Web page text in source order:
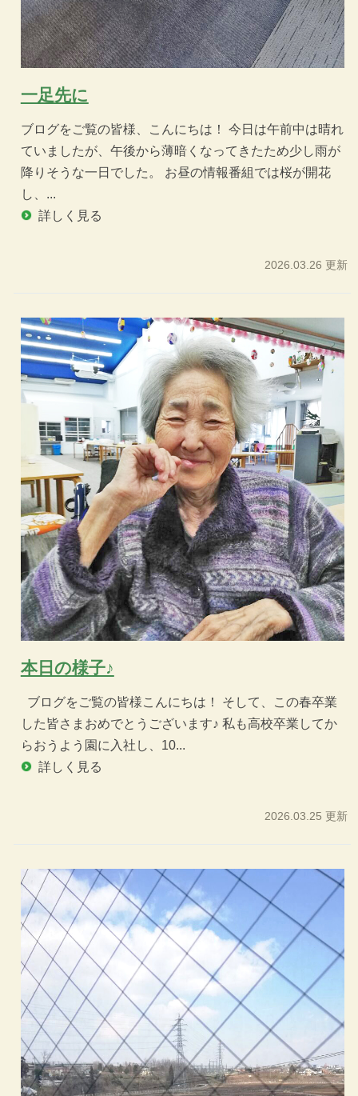
一足先に
ブログをご覧の皆様、こんにちは！ 今日は午前中は晴れ
ていましたが、午後から薄暗くなってきたため少し雨が
降りそうな一日でした。 お昼の情報番組では桜が開花
し、...
詳しく見る
2026.03.26 更新
本日の様子♪
ブログをご覧の皆様こんにちは！ そして、この春卒業
した皆さまおめでとうございます♪ 私も高校卒業してか
らおうよう園に入社し、10...
詳しく見る
2026.03.25 更新